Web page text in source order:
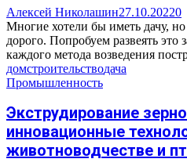
Алексей Николашин27.10.20220
Многие хотели бы иметь дачу,
дорого. Попробуем развеять
каждого метода возведения
домстроительстводача
Промышленность
Экструдирование
инновационные
животноводчестве и